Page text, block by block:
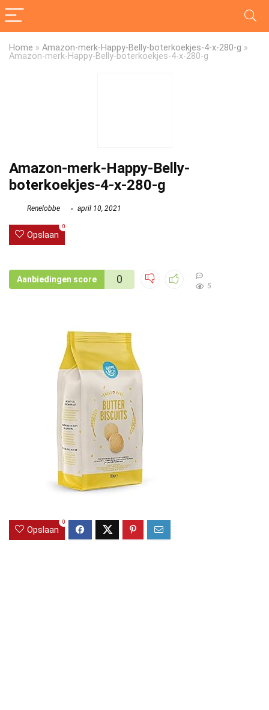
Home » Amazon-merk-Happy-Belly-boterkoekjes-4-x-280-g »
Amazon-merk-Happy-Belly-boterkoekjes-4-x-280-g
Amazon-merk-Happy-Belly-
boterkoekjes-4-x-280-g
Renelobbe april 10, 2021
Opslaan
0
Aanbiedingen score 0
5
Opslaan
0